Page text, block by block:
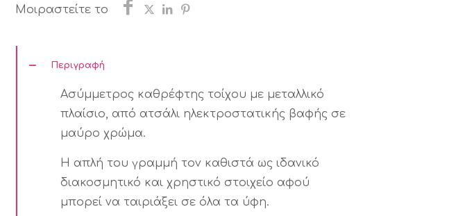
ποσότητα
Μοιραστείτε το
Περιγραφή
Ασύμμετρος καθρέφτης τοίχου με μεταλλικό
πλαίσιο, από ατσάλι ηλεκτροστατικής βαφής σε
μαύρο χρώμα.
Η απλή του γραμμή τον καθιστά ως ιδανικό
διακοσμητικό και χρηστικό στοιχείο αφού
μπορεί να ταιριάξει σε όλα τα ύφη.